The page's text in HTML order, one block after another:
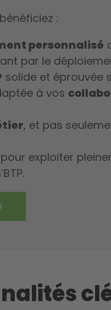
:
personnalisé
par le
solide et éprouvée
à vos
, et pas
exploiter